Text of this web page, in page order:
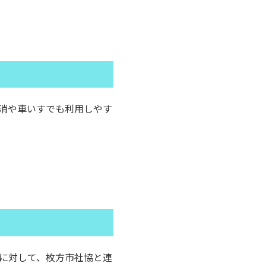
や車いすでも利用しやす
対して、枚方市社協と連